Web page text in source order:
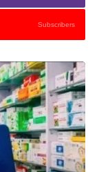
Subscribers